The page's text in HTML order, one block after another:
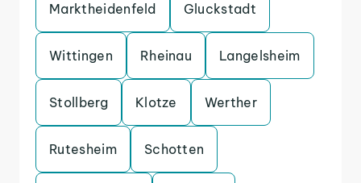
Marktheidenfeld Gluckstadt
Wittingen Rheinau Langelsheim
Stollberg Klotze Werther
Rutesheim Schotten